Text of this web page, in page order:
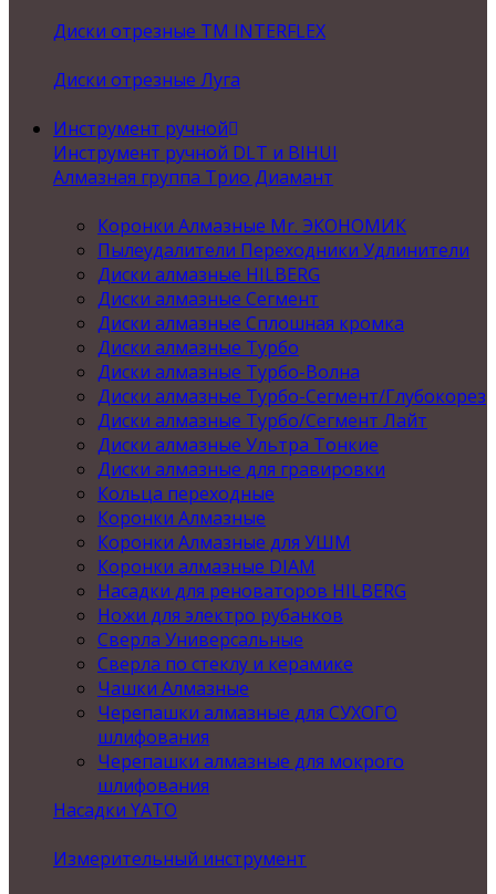
Диски отрезные ТМ INTERFLEX
Диски отрезные Луга
Инструмент ручной
Инструмент ручной DLT и BIHUI
Алмазная группа Трио Диамант
Коронки Алмазные Mr. ЭКОНОМИК
Пылеудалители Переходники Удлинители
Диски алмазные HILBERG
Диски алмазные Сегмент
Диски алмазные Сплошная кромка
Диски алмазные Турбо
Диски алмазные Турбо-Волна
Диски алмазные Турбо-Сегмент/Глубокорез
Диски алмазные Турбо/Сегмент Лайт
Диски алмазные Ультра Тонкие
Диски алмазные для гравировки
Кольца переходные
Коронки Алмазные
Коронки Алмазные для УШМ
Коронки алмазные DIAM
Насадки для реноваторов HILBERG
Ножи для электро рубанков
Сверла Универсальные
Сверла по стеклу и керамике
Чашки Алмазные
Черепашки алмазные для СУХОГО
шлифования
Черепашки алмазные для мокрого
шлифования
Насадки YATO
Измерительный инструмент